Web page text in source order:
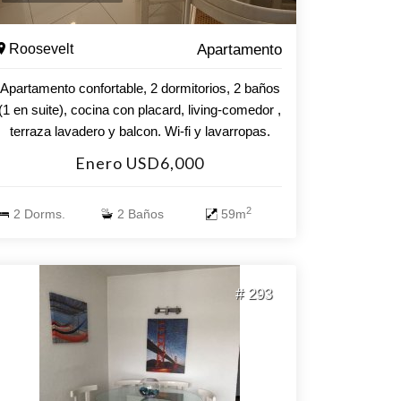
Roosevelt Apartamento
Apartamento confortable, 2 dormitorios, 2 baños
(1 en suite), cocina con placard, living-comedor ,
terraza lavadero y balcon. Wi-fi y lavarropas.
con piscina climatizada, sala de juegos, parque
mucamas optativo, sala de musculación,
Enero USD6,000
2 Dorms. 2 Baños 59m2
# 293